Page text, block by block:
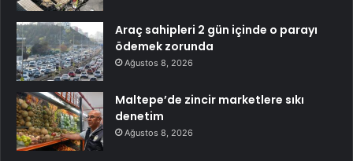
Araç sahipleri 2 gün içinde o parayı
ödemek zorunda
Ağustos 8, 2026
Maltepe’de zincir marketlere sıkı
denetim
Ağustos 8, 2026